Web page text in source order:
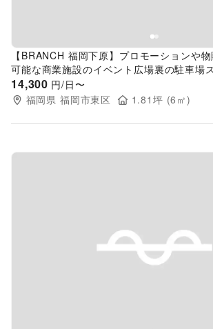
【BRANCH 福岡下原】プロモーションや
可能な商業施設のイベント広場裏の駐車場
14,300 円/日〜
福岡県 福岡市東区 1.81 坪 (6 ㎡)
Previous slide